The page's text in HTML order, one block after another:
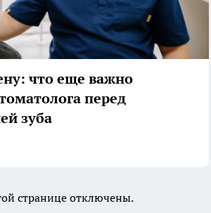
что еще важно
перед
зуба
странице отключены.